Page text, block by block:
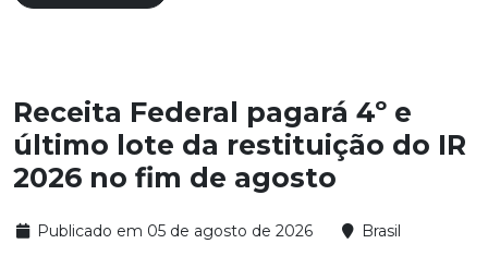
Receita Federal pagará 4º e
último lote da restituição do IR
2026 no fim de agosto
Publicado em 05 de agosto de 2026 Brasil